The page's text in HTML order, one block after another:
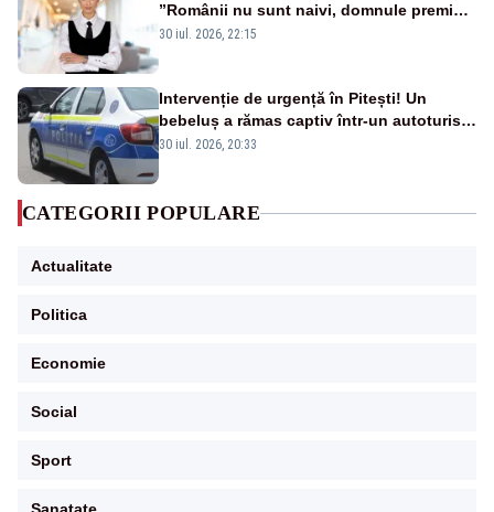
”Românii nu sunt naivi, domnule premier
Bolojan”
30 iul. 2026, 22:15
Intervenție de urgență în Pitești! Un
bebeluș a rămas captiv într-un autoturism
din cauza unei defecțiuni
30 iul. 2026, 20:33
CATEGORII POPULARE
Actualitate
Politica
Economie
Social
Sport